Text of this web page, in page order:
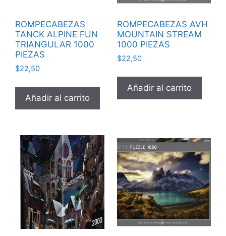
ROMPECABEZAS
TANCK ALPINE FUN
TRIANGULAR 1000
PIEZAS
$22,50
Añadir al carrito
ROMPECABEZAS AVH
MOUNTAIN STREAM
1000 PIEZAS
$22,50
Añadir al carrito